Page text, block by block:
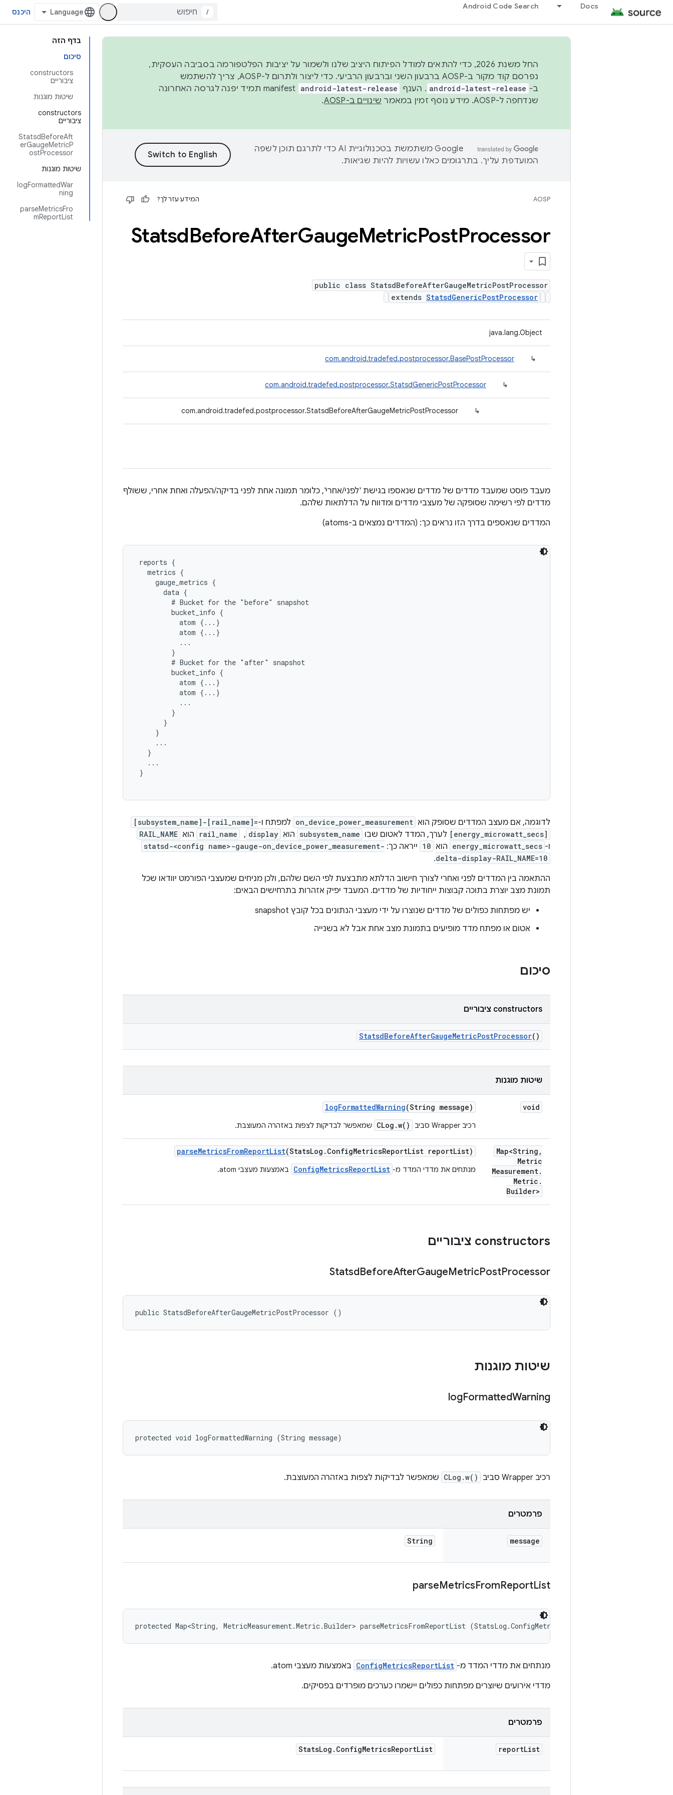
Docs
Android Code Search
/ היכנס
בדף הזה
סיכום
‫constructors
ציבוריים
שיטות מוגנות
‫constructors
ציבוריים
StatsdBeforeAft
erGaugeMetricP
ostProcessor
שיטות מוגנות
logFormattedWar
ning
parseMetricsFro
mReportList
החל משנת 2026, כדי להתאים למודל הפיתוח היציב שלנו ולשמור על יציבות הפלטפורמה בסביבה העסקית,
נפרסם קוד מקור ב-AOSP ברבעון השני וברבעון הרביעי. כדי ליצור ולתרום ל-AOSP, צריך להשתמש
ב- android-latest-release . הענף android-latest-release
manifest תמיד יפנה לגרסה האחרונה
שנדחפה ל-AOSP. מידע נוסף זמין במאמר
שינויים ב-AOSP .
‫Google משתמשת בטכנולוגיית AI כדי לתרגם תוכן לשפה
המועדפת עליך. בתרגומים כאלו עשויות להיות שגיאות.
AOSP המידע עזר לך?
StatsdBeforeAfterGaugeMetricPostProcessor
public class StatsdBeforeAfterGaugeMetricPostProcessor
extends StatsdGenericPostProcessor
java.lang.Object
↳
com.android.tradefed.postprocessor.BasePostProcessor
↳
com.android.tradefed.postprocessor.StatsdGenericPostProcessor
↳
com.android.tradefed.postprocessor.StatsdBeforeAfterGaugeMetricPostProcessor
מעבד פוסט שמעבד מדדים של מדדים שנאספו בגישת 'לפני/אחרי', כלומר תמונה אחת לפני בדיקה/הפעלה ואחת אחרי, ששולף
מדדים לפי רשימה שסופקה של מעצבי מדדים ומדווח על הדלתאות שלהם.
המדדים שנאספים בדרך הזו נראים כך: (המדדים נמצאים ב-atoms)
reports {
   metrics {
     gauge_metrics {
       data {
         # Bucket for the "before" snapshot
         bucket_info {
           atom {...}
           atom {...}
           ...
         }
         # Bucket for the "after" snapshot
         bucket_info {
           atom {...}
           atom {...}
           ...
         }
       }
     }
     ...
   }
   ...
}
לדוגמה, אם מעצב המדדים שסופק הוא on_device_power_measurement למפתח ו-[subsystem_name]-[rail_name]=
[energy_microwatt_secs] לערך, המדד לאטום שבו subsystem_name הוא display
, ‏
rail_name הוא RAIL_NAME
ו- energy_microwatt_secs הוא 10 ייראה כך: statsd-<config name>-gauge-on_device_power_measurement-
delta-display-RAIL_NAME=10
.
ההתאמה בין המדדים לפני ואחרי לצורך חישוב הדלתא מתבצעת לפי השם שלהם, ולכן מניחים שמעצבי הפורמט יוודאו שכל
תמונת מצב יוצרת בתוכה קבוצות ייחודיות של מדדים. המעבד יפיק אזהרות בתרחישים הבאים:
יש מפתחות כפולים של מדדים שנוצרו על ידי מעצבי הנתונים בכל קובץ snapshot
אטום או מפתח מדד מופיעים בתמונת מצב אחת אבל לא בשנייה
סיכום
‫constructors ציבוריים
StatsdBeforeAfterGaugeMetricPostProcessor()
שיטות מוגנות
void
logFormattedWarning(String message)
רכיב Wrapper סביב CLog.w() שמאפשר לבדיקות לצפות באזהרה המעוצבת.
Map<String ,
Metric
Measurement.
Metric .
Builder>
parseMetricsFromReportList(StatsLog . ConfigMetricsReportList reportList)
מנתחים את מדדי המדד מ- ConfigMetricsReportList באמצעות מעצבי atom.
‫constructors ציבוריים
StatsdBeforeAfterGaugeMetricPostProcessor
public StatsdBeforeAfterGaugeMetricPostProcessor ()
שיטות מוגנות
logFormattedWarning
protected void logFormattedWarning (String message)
רכיב Wrapper סביב CLog.w() שמאפשר לבדיקות לצפות באזהרה המעוצבת.
פרמטרים
message
String
parseMetricsFromReportList
protected Map<String, MetricMeasurement.Metric.Builder> parseMetricsFromReportList (StatsLog.ConfigMetricsReportList reportList)
מנתחים את מדדי המדד מ- ConfigMetricsReportList באמצעות מעצבי atom.
מדדי אירועים שיוצרים מפתחות כפולים יישמרו כערכים מופרדים בפסיקים.
פרמטרים
reportList
StatsLog . ConfigMetricsReportList